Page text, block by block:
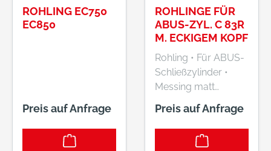
ROHLING EC750
EC850
Preis auf Anfrage
ROHLINGE FÜR
ABUS-ZYL. C 83R
M. ECKIGEM KOPF
Rohling • Für ABUS-
Schließzylinder •
Messing matt
vernickelt Hersteller:
ABUS August
Bremicker Söhne KG,
Altenhofer Weg 25,
Preis auf Anfrage